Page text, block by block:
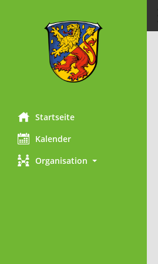
Startseite
Kalender
Organisation